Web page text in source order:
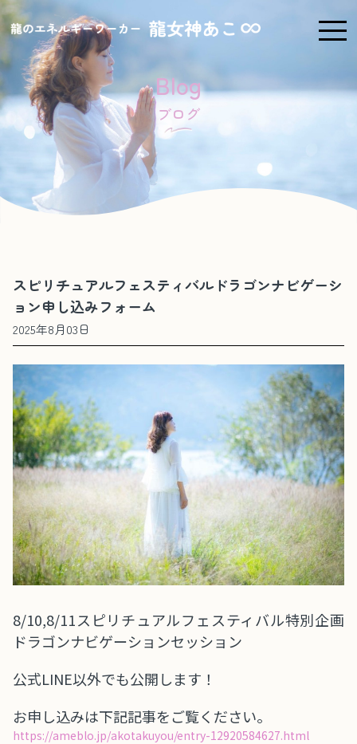
Blog
ブログ
スピリチュアルフェスティバルドラゴンナビゲーシ
ョン申し込みフォーム
2025年8月03日
8/10,8/11スピリチュアルフェスティバル特別企画
ドラゴンナビゲーションセッション
公式LINE以外でも公開します！
お申し込みは下記記事をご覧ください。
https://ameblo.jp/akotakuyou/entry-12920584627.html